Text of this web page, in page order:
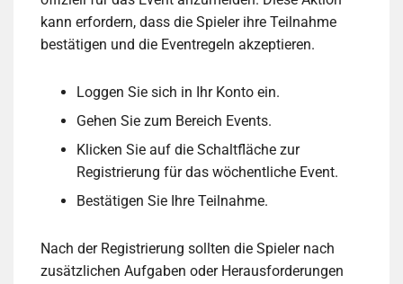
kann erfordern, dass die Spieler ihre Teilnahme
bestätigen und die Eventregeln akzeptieren.
Loggen Sie sich in Ihr Konto ein.
Gehen Sie zum Bereich Events.
Klicken Sie auf die Schaltfläche zur
Registrierung für das wöchentliche Event.
Bestätigen Sie Ihre Teilnahme.
Nach der Registrierung sollten die Spieler nach
zusätzlichen Aufgaben oder Herausforderungen